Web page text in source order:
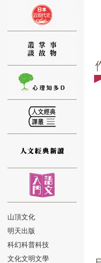
⑫
⑬
山頂文化
明天出版
科幻科普科技
文化文明文學